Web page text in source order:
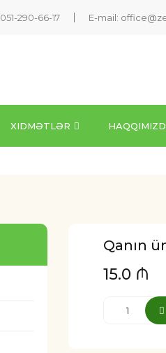
051-290-66-17 E-mail:
XIDMƏTLƏR
Qanın
15.0 ₼